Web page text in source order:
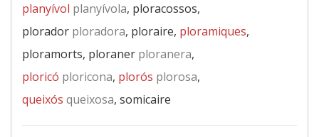
planyívol planyívola, ploracossos,
plorador ploradora, ploraire, ploramiques,
ploramorts, ploraner ploranera,
ploricó ploricona, plorós plorosa,
queixós queixosa, somicaire